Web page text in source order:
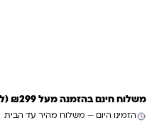
משלוח חינם בהזמנה מעל ₪299 (למעט ריהוט)
הזמינו היום — משלוח מהיר עד הבית